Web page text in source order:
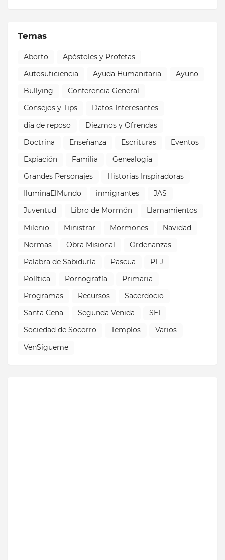
Temas
Aborto
Apóstoles y Profetas
Autosuficiencia
Ayuda Humanitaria
Ayuno
Bullying
Conferencia General
Consejos y Tips
Datos Interesantes
día de reposo
Diezmos y Ofrendas
Doctrina
Enseñanza Escrituras
Eventos
Expiación
Familia
Genealogía
Grandes Personajes
Historias Inspiradoras
IluminaElMundo
inmigrantes
JAS
Juventud
Libro de Mormón
Llamamientos
Milenio
Ministrar Mormones
Navidad
Normas
Obra Misional
Ordenanzas
Palabra de Sabiduría
Pascua
PFJ
Política
Pornografía
Primaria
Programas
Recursos
Sacerdocio
Santa Cena
Segunda Venida
SEI
Sociedad de Socorro
Templos
Varios
VenSígueme